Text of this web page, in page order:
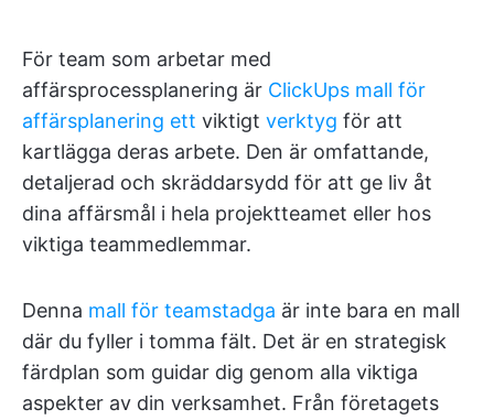
För team som arbetar med
affärsprocessplanering är ClickUps mall för
affärsplanering ett viktigt verktyg för att
kartlägga deras arbete. Den är omfattande,
detaljerad och skräddarsydd för att ge liv åt
dina affärsmål i hela projektteamet eller hos
viktiga teammedlemmar.
Denna mall för teamstadga är inte bara en mall
där du fyller i tomma fält. Det är en strategisk
färdplan som guidar dig genom alla viktiga
aspekter av din verksamhet. Från företagets